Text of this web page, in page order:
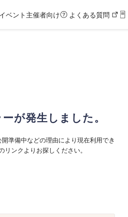
イベント主催者向け よくある質問
が発生しました。
準備中などの理由により現在利用でき
ンクよりお探しください。